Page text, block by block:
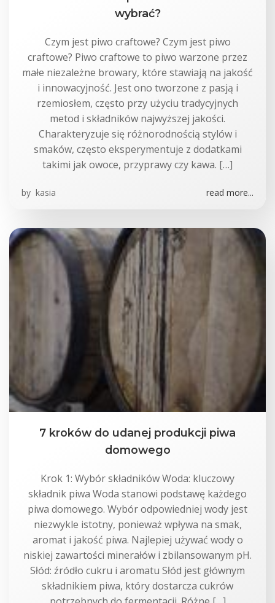
wybrać?
Czym jest piwo craftowe? Czym jest piwo
craftowe? Piwo craftowe to piwo warzone przez
małe niezależne browary, które stawiają na jakość
i innowacyjność. Jest ono tworzone z pasją i
rzemiosłem, często przy użyciu tradycyjnych
metod i składników najwyższej jakości.
Charakteryzuje się różnorodnością stylów i
smaków, często eksperymentuje z dodatkami
takimi jak owoce, przyprawy czy kawa. […]
by kasia read more...
7 kroków do udanej produkcji piwa
domowego
Krok 1: Wybór składników Woda: kluczowy
składnik piwa Woda stanowi podstawę każdego
piwa domowego. Wybór odpowiedniej wody jest
niezwykle istotny, ponieważ wpływa na smak,
aromat i jakość piwa. Najlepiej używać wody o
niskiej zawartości minerałów i zbilansowanym pH.
Słód: źródło cukru i aromatu Słód jest głównym
składnikiem piwa, który dostarcza cukrów